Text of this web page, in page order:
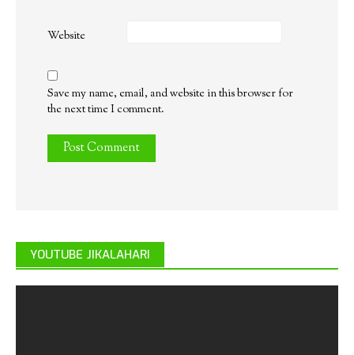
Website
Save my name, email, and website in this browser for
the next time I comment.
YOUTUBE JIKALAHARI